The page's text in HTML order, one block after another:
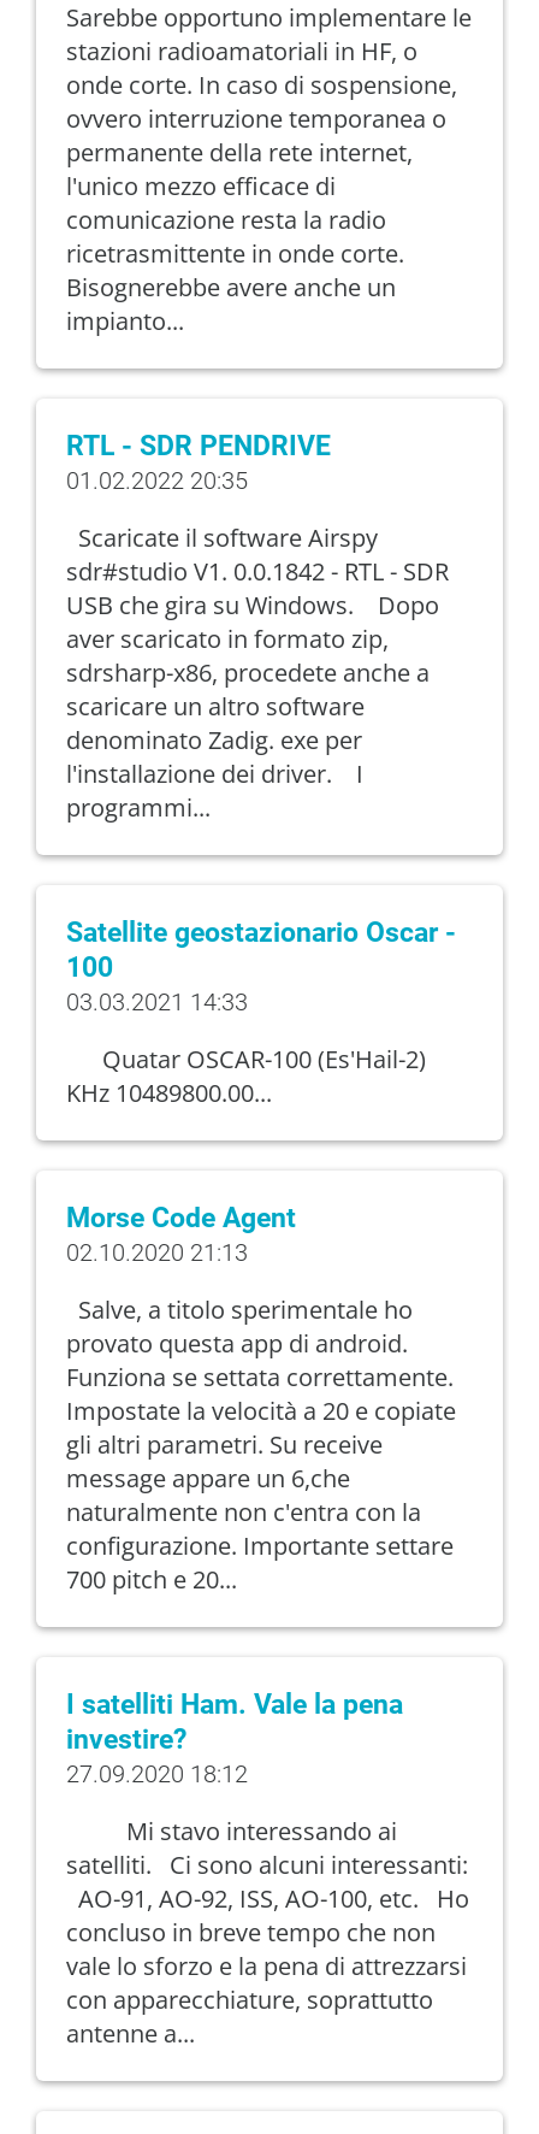
Sarebbe opportuno implementare le
stazioni radioamatoriali in HF, o
onde corte. In caso di sospensione,
ovvero interruzione temporanea o
permanente della rete internet,
l'unico mezzo efficace di
comunicazione resta la radio
ricetrasmittente in onde corte.
Bisognerebbe avere anche un
impianto...
RTL - SDR PENDRIVE
01.02.2022 20:35
Scaricate il software Airspy
sdr#studio V1. 0.0.1842 - RTL - SDR
USB che gira su Windows. Dopo
aver scaricato in formato zip,
sdrsharp-x86, procedete anche a
scaricare un altro software
denominato Zadig. exe per
l'installazione dei driver. I
programmi...
Satellite geostazionario Oscar -
100
03.03.2021 14:33
Quatar OSCAR-100 (Es'Hail-2)
KHz 10489800.00...
Morse Code Agent
02.10.2020 21:13
Salve, a titolo sperimentale ho
provato questa app di android.
Funziona se settata correttamente.
Impostate la velocità a 20 e copiate
gli altri parametri. Su receive
message appare un 6,che
naturalmente non c'entra con la
configurazione. Importante settare
700 pitch e 20...
I satelliti Ham. Vale la pena
investire?
27.09.2020 18:12
Mi stavo interessando ai
satelliti. Ci sono alcuni interessanti:
AO-91, AO-92, ISS, AO-100, etc. Ho
concluso in breve tempo che non
vale lo sforzo e la pena di attrezzarsi
con apparecchiature, soprattutto
antenne a...